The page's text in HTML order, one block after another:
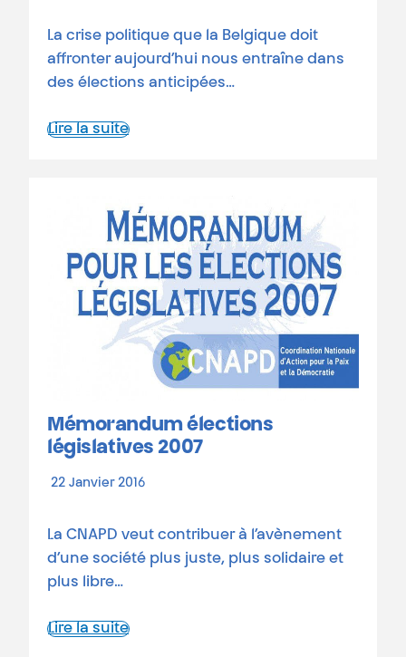
La crise politique que la Belgique doit
affronter aujourd’hui nous entraîne dans
des élections anticipées…
Lire la suite
Mémorandum élections
législatives 2007
22 Janvier 2016
La CNAPD veut contribuer à l’avènement
d’une société plus juste, plus solidaire et
plus libre…
Lire la suite